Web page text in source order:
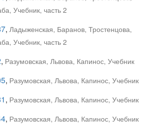
Учебник, часть 2
, Ладыженская, Баранов, Тростенцова,
Учебник, часть 2
, Разумовская, Львова, Капинос, Учебник
, Разумовская, Львова, Капинос, Учебник
, Разумовская, Львова, Капинос, Учебник
, Разумовская, Львова, Капинос, Учебник